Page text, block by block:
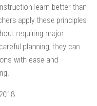
learn better than
apply these principles
requiring major
planning, they can
with ease and